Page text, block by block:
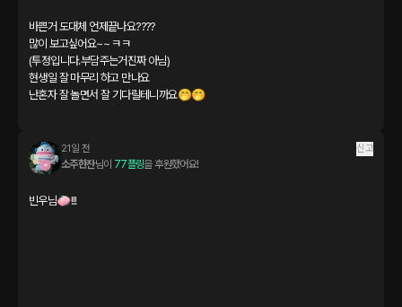
바쁜거 도대체 언제끝나요????
많이 보고싶어요~~ ㅋㅋ
(투정입니다.부담주는거진짜 아님)
현생일 잘 마무리 하고 만나요
난혼자 잘 놀면서 잘 기다릴테니까요🤭🤭
21일 전 신고
소주한잔님이 77플링을 후원했어요!
빈우님🧼!!!